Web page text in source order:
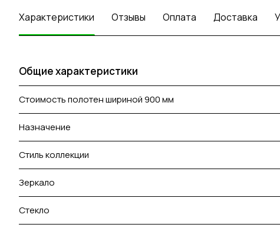
Характеристики Отзывы Оплата Доставка
Общие характеристики
Стоимость полотен шириной 900 мм
Назначение
Стиль коллекции
Зеркало
Стекло